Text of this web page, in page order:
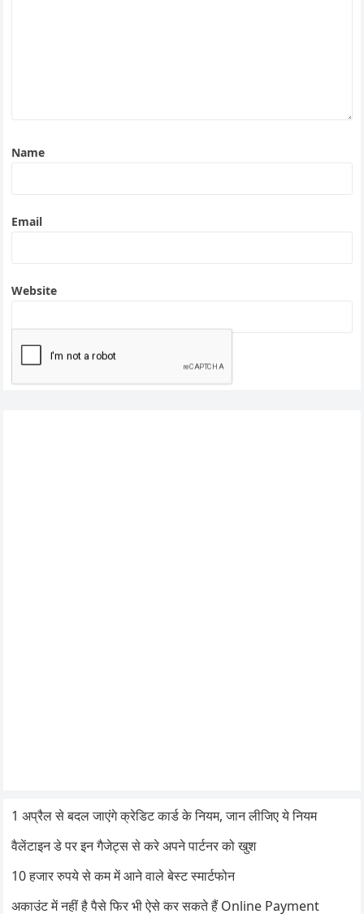
Name
Email
Website
1 अप्रैल से बदल जाएंगे क्रेडिट कार्ड के नियम, जान लीजिए ये नियम
वैलेंटाइन डे पर इन गैजेट्स से करे अपने पार्टनर को खुश
10 हजार रुपये से कम में आने वाले बेस्ट स्मार्टफोन
अकाउंट में नहीं है पैसे फिर भी ऐसे कर सकते हैं Online Payment